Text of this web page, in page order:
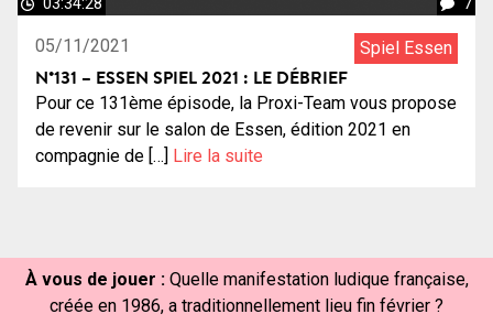
03:34:28 7
05/11/2021 Spiel Essen
N°131 – ESSEN SPIEL 2021 : LE DÉBRIEF
Pour ce 131ème épisode, la Proxi-Team vous propose
de revenir sur le salon de Essen, édition 2021 en
compagnie de […] Lire la suite
À vous de jouer : Quelle manifestation ludique française,
créée en 1986, a traditionnellement lieu fin février ?